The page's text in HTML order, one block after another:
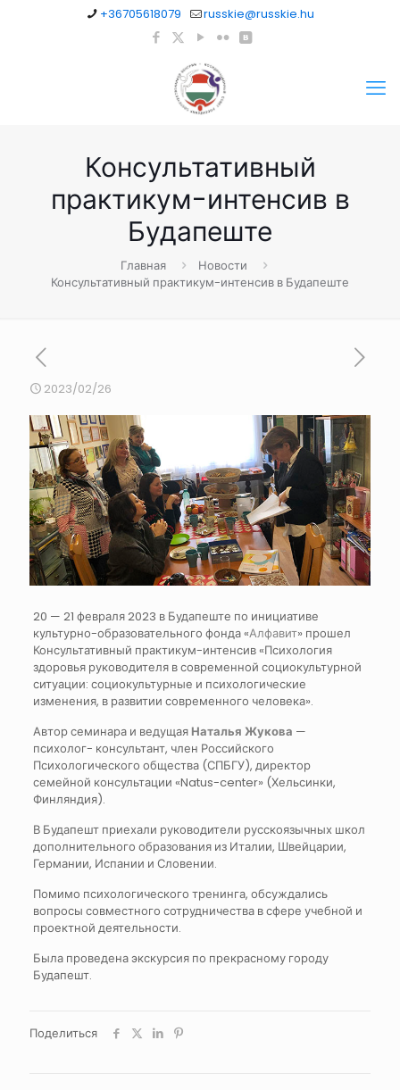
+36705618079 russkie@russkie.hu
Консультативный
практикум-интенсив в
Будапеште
Главная
Новости
Консультативный практикум-интенсив в Будапеште
2023/02/26
20 — 21 февраля 2023 в Будапеште по инициативе
культурно-образовательного фонда «Алфавит» прошел
Консультативный практикум-интенсив «Психология
здоровья руководителя в современной социокультурной
ситуации: социокультурные и психологические
изменения, в развитии современного человека».
Автор семинара и ведущая Наталья Жукова —
психолог- консультант, член Российского
Психологического общества (СПБГУ), директор
семейной консультации «Natus-center» (Хельсинки,
Финляндия).
В Будапешт приехали руководители русскоязычных школ
дополнительного образования из Италии, Швейцарии,
Германии, Испании и Словении.
Помимо психологического тренинга, обсуждались
вопросы совместного сотрудничества в сфере учебной и
проектной деятельности.
Была проведена экскурсия по прекрасному городу
Будапешт.
Поделиться